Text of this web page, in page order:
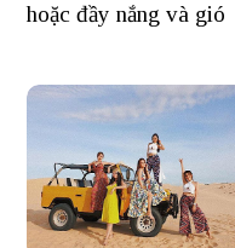
hoặc đầy nắng và gió